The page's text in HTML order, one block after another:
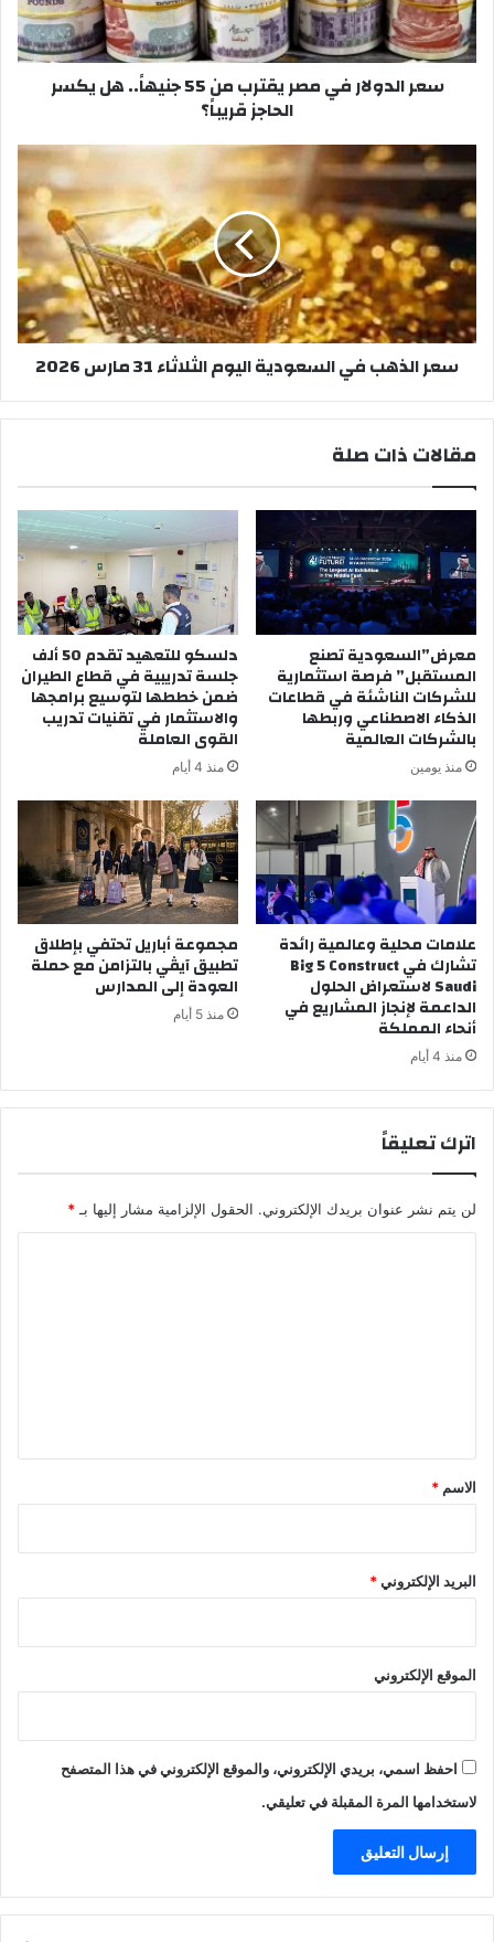
55
جنيهاً..
هل
سعر الدولار في مصر يقترب من 55 جنيهاً.. هل يكسر
الحاجز قريباً؟
الذهب
في
السعودية
الثلاثاء
31
مارس
2026
سعر الذهب في السعودية اليوم الثلاثاء 31 مارس 2026
مقالات ذات صلة
معرض”السعودية تصنع
المستقبل” فرصة استثمارية
للشركات الناشئة في قطاعات
الذكاء الاصطناعي وربطها
بالشركات العالمية
منذ يومين
دلسكو للتعهيد تقدم 50 ألف
جلسة تدريبية في قطاع الطيران
ضمن خططها لتوسيع برامجها
والاستثمار في تقنيات تدريب
القوى العاملة
منذ 4 أيام
علامات محلية وعالمية رائدة
تشارك في Big 5 Construct
Saudi لاستعراض الحلول
الداعمة لإنجاز المشاريع في
أنحاء المملكة
منذ 4 أيام
مجموعة أباريل تحتفي بإطلاق
تطبيق آيڤي بالتزامن مع حملة
العودة إلى المدارس
منذ 5 أيام
اترك تعليقاً
لن يتم نشر عنوان بريدك الإلكتروني. الحقول الإلزامية مشار إليها بـ*
*
الاسم *
البريد الإلكتروني*
الموقع الإلكتروني
احفظ اسمي، بريدي الإلكتروني، والموقع الإلكتروني في هذا المتصفح
لاستخدامها المرة المقبلة في تعليقي.